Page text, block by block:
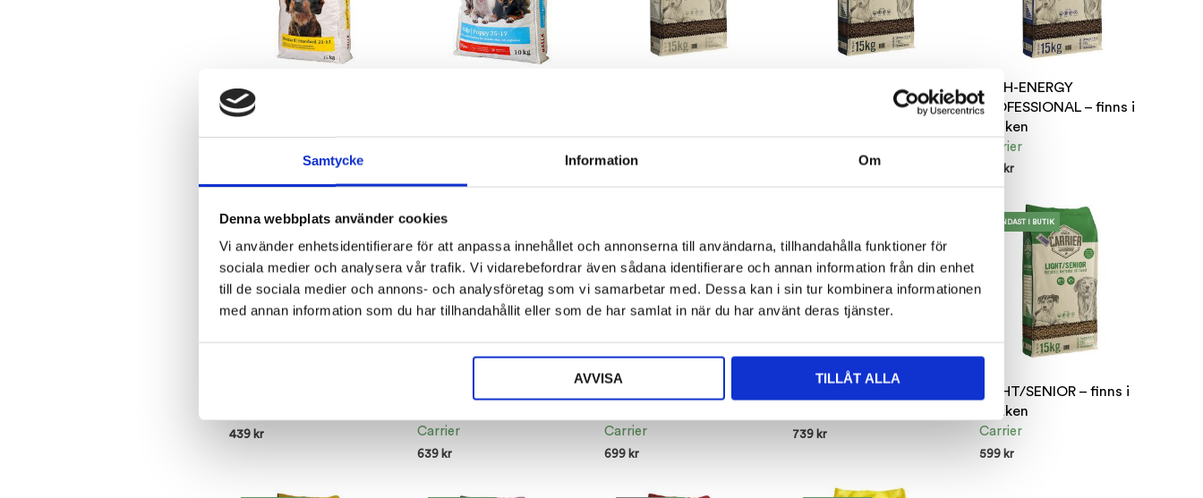
Samtycke Information Om
Denna webbplats använder cookies
Vi använder enhetsidentifierare för att anpassa innehållet och annonserna till användarna, tillhandahålla funktioner för
sociala medier och analysera vår trafik. Vi vidarebefordrar även sådana identifierare och annan information från din enhet
till de sociala medier och annons- och analysföretag som vi samarbetar med. Dessa kan i sin tur kombinera informationen
med annan information som du har tillhandahållit eller som de har samlat in när du har använt deras tjänster.
AVVISA TILLÅT ALLA
Halla Standard – Finns i
butiken
709 kr
LÄGG TILL I VARUKORG
HIGH-ENERGY EXTREME
– finns i butiken
LÄGG TILL I VARUKORG
HIGH-ENERGY
PROFESSIONAL – finns i
butiken
Carrier
kr
ENDAST I BUTIK
ENDAST I BUTIK
SLUTSÅLD
439 kr
ENDAST I BUTIK
Carrier
639 kr
Carrier
699 kr
739 kr
ENDAST I BUTIK
LIGHT/SENIOR – finns i
butiken
Carrier
599 kr